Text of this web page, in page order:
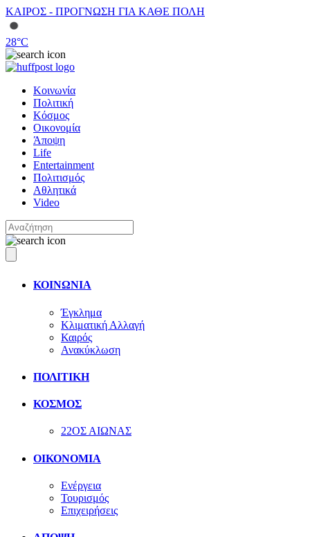
ΚΑΙΡΟΣ - ΠΡΟΓΝΩΣΗ ΓΙΑ ΚΑΘΕ ΠΟΛΗ
28°C
Κοινωνία
Πολιτική
Κόσμος
Οικονομία
Άποψη
Life
Entertainment
Πολιτισμός
Αθλητικά
Video
ΚΟΙΝΩΝΙΑ
Έγκλημα
Κλιματική Αλλαγή
Καιρός
Ανακύκλωση
ΠΟΛΙΤΙΚΗ
ΚΟΣΜΟΣ
22ΟΣ ΑΙΩΝΑΣ
ΟΙΚΟΝΟΜΙΑ
Ενέργεια
Τουρισμός
Επιχειρήσεις